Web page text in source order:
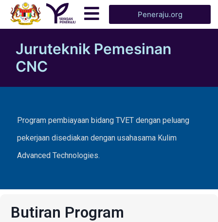
Peneraju.org
Juruteknik Pemesinan
CNC
Program pembiayaan bidang TVET dengan peluang
pekerjaan disediakan dengan usahasama Kulim
Advanced Technologies.
Butiran Program